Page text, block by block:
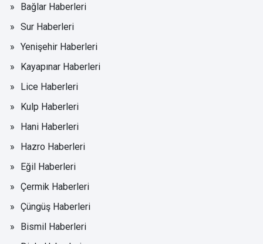
Bağlar Haberleri
Sur Haberleri
Yenişehir Haberleri
Kayapınar Haberleri
Lice Haberleri
Kulp Haberleri
Hani Haberleri
Hazro Haberleri
Eğil Haberleri
Çermik Haberleri
Çüngüş Haberleri
Bismil Haberleri